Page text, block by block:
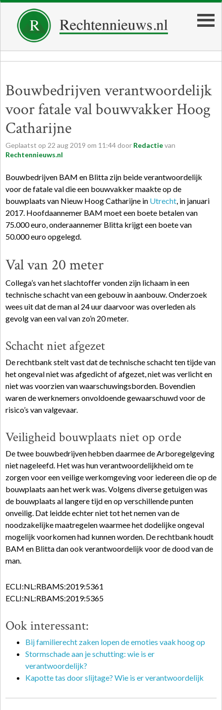
Bouwbedrijven verantwoordelijk
voor fatale val bouwvakker Hoog
Catharijne
Geplaatst op 22 aug 2019 om 11:44 door Redactievan
Rechtennieuws.nl
Bouwbedrijven BAM en Blitta zijn beide verantwoordelijk
voor de fatale val die een bouwvakker maakte op de
bouwplaats van Nieuw Hoog Catharijne in Utrecht, in januari
2017. Hoofdaannemer BAM moet een boete betalen van
75.000 euro, onderaannemer Blitta krijgt een boete van
50.000 euro opgelegd.
Val van 20 meter
Collega’s van het slachtoffer vonden zijn lichaam in een
technische schacht van een gebouw in aanbouw. Onderzoek
wees uit dat de man al 24 uur daarvoor was overleden als
gevolg van een val van zo’n 20 meter.
Schacht niet afgezet
De rechtbank stelt vast dat de technische schacht ten tijde van
het ongeval niet was afgedicht of afgezet, niet was verlicht en
niet was voorzien van waarschuwingsborden. Bovendien
waren de werknemers onvoldoende gewaarschuwd voor de
risico’s van valgevaar.
Veiligheid bouwplaats niet op orde
De twee bouwbedrijven hebben daarmee de Arboregelgeving
niet nageleefd. Het was hun verantwoordelijkheid om te
zorgen voor een veilige werkomgeving voor iedereen die op de
bouwplaats aan het werk was. Volgens diverse getuigen was
de bouwplaats al langere tijd en op verschillende punten
onveilig. Dat leidde echter niet tot het nemen van de
noodzakelijke maatregelen waarmee het dodelijke ongeval
mogelijk voorkomen had kunnen worden. De rechtbank houdt
BAM en Blitta dan ook verantwoordelijk voor de dood van de
man.
ECLI:NL:RBAMS:2019:5361
ECLI:NL:RBAMS:2019:5365
Ook interessant:
Bij familierecht zaken lopen de emoties vaak hoog op
Stormschade aan je schutting: wie is er
verantwoordelijk?
Kapotte tas door slijtage? Wie is er verantwoordelijk